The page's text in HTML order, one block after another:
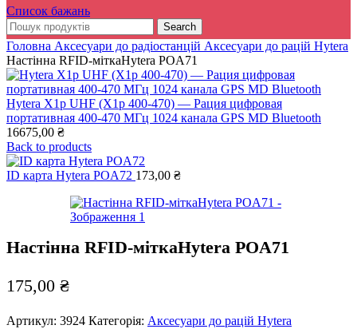
Список бажань
Search
Головна Аксесуари до радіостанцій Аксесуари до рацій Hytera
Настінна RFID-міткаHytera POA71
Hytera X1p UHF (X1p 400-470) — Рация цифровая
портативная 400-470 МГц 1024 канала GPS MD Bluetooth
16675,00 ₴
Back to products
ID карта Hytera POA72 173,00 ₴
Настінна RFID-міткаHytera POA71
175,00 ₴
Артикул: 3924 Категорія: Аксесуари до рацій Hytera